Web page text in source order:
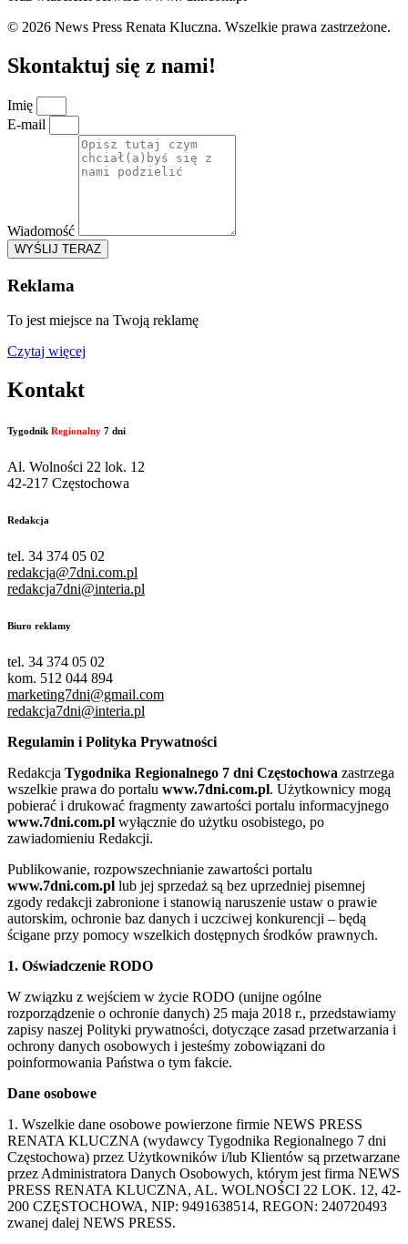
© 2026 News Press Renata Kluczna. Wszelkie prawa zastrzeżone.
Skontaktuj się z nami!
Imię
E-mail
Wiadomość
WYŚLIJ TERAZ
Reklama
To jest miejsce na Twoją reklamę
Czytaj więcej
Kontakt
Tygodnik Regionalny 7 dni
Al. Wolności 22 lok. 12
42-217 Częstochowa
Redakcja
tel. 34 374 05 02
redakcja@7dni.com.pl
redakcja7dni@interia.pl
Biuro reklamy
tel. 34 374 05 02
kom. 512 044 894
marketing7dni@gmail.com
redakcja7dni@interia.pl
Regulamin i Polityka Prywatności
Redakcja Tygodnika Regionalnego 7 dni Częstochowa zastrzega
wszelkie prawa do portalu www.7dni.com.pl. Użytkownicy mogą
pobierać i drukować fragmenty zawartości portalu informacyjnego
www.7dni.com.pl wyłącznie do użytku osobistego, po
zawiadomieniu Redakcji.
Publikowanie, rozpowszechnianie zawartości portalu
www.7dni.com.pl lub jej sprzedaż są bez uprzedniej pisemnej
zgody redakcji zabronione i stanowią naruszenie ustaw o prawie
autorskim, ochronie baz danych i uczciwej konkurencji – będą
ścigane przy pomocy wszelkich dostępnych środków prawnych.
1. Oświadczenie RODO
W związku z wejściem w życie RODO (unijne ogólne
rozporządzenie o ochronie danych) 25 maja 2018 r., przedstawiamy
zapisy naszej Polityki prywatności, dotyczące zasad przetwarzania i
ochrony danych osobowych i jesteśmy zobowiązani do
poinformowania Państwa o tym fakcie.
Dane osobowe
1. Wszelkie dane osobowe powierzone firmie NEWS PRESS
RENATA KLUCZNA (wydawcy Tygodnika Regionalnego 7 dni
Częstochowa) przez Użytkowników i/lub Klientów są przetwarzane
przez Administratora Danych Osobowych, którym jest firma NEWS
PRESS RENATA KLUCZNA, AL. WOLNOŚCI 22 LOK. 12, 42-
200 CZĘSTOCHOWA, NIP: 9491638514, REGON: 240720493
zwanej dalej NEWS PRESS.